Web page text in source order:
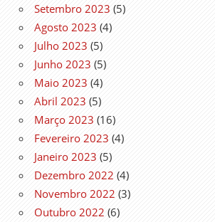
Setembro 2023 (5)
Agosto 2023 (4)
Julho 2023 (5)
Junho 2023 (5)
Maio 2023 (4)
Abril 2023 (5)
Março 2023 (16)
Fevereiro 2023 (4)
Janeiro 2023 (5)
Dezembro 2022 (4)
Novembro 2022 (3)
Outubro 2022 (6)